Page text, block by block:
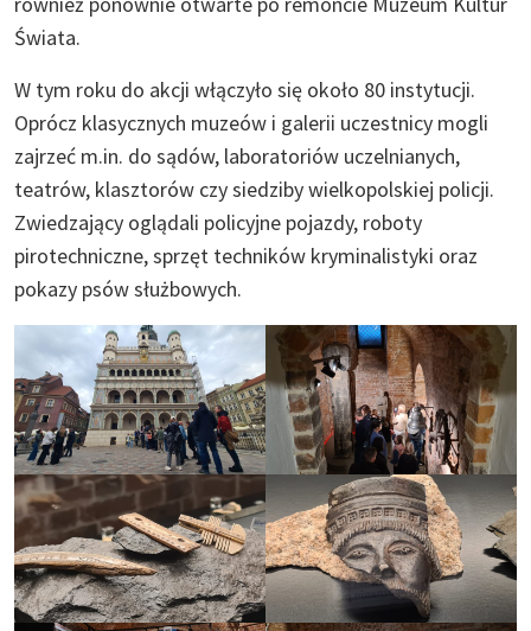
Świata.
W tym roku do akcji włączyło się około 80 instytucji.
Oprócz klasycznych muzeów i galerii uczestnicy mogli
zajrzeć m.in. do sądów, laboratoriów uczelnianych,
teatrów, klasztorów czy siedziby wielkopolskiej policji.
Zwiedzający oglądali policyjne pojazdy, roboty
pirotechniczne, sprzęt techników kryminalistyki oraz
pokazy psów służbowych.